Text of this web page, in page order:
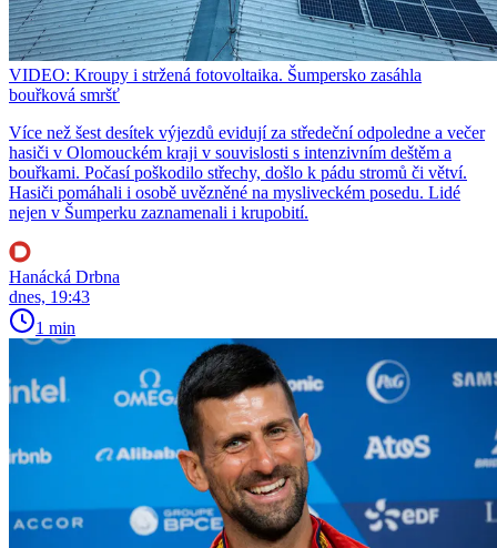
VIDEO: Kroupy i stržená fotovoltaika. Šumpersko zasáhla
bouřková smršť
Více než šest desítek výjezdů evidují za středeční odpoledne a večer
hasiči v Olomouckém kraji v souvislosti s intenzivním deštěm a
bouřkami. Počasí poškodilo střechy, došlo k pádu stromů či větví.
Hasiči pomáhali i osobě uvězněné na mysliveckém posedu. Lidé
nejen v Šumperku zaznamenali i krupobití.
Hanácká Drbna
dnes, 19:43
1 min